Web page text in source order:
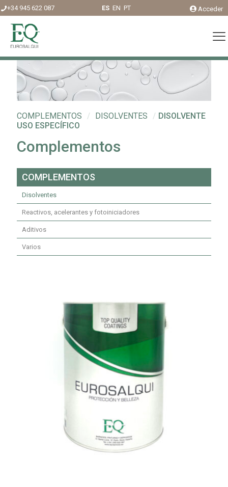
+34 945 622 087 ES EN PT Acceder
COMPLEMENTOS / DISOLVENTES / DISOLVENTE
USO ESPECÍFICO
Complementos
COMPLEMENTOS
Disolventes
Reactivos, acelerantes y fotoiniciadores
Aditivos
Varios